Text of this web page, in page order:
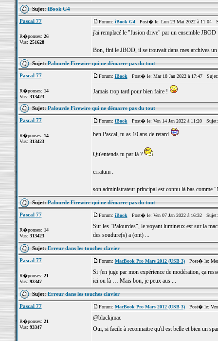
Sujet:iBook G4
Pascal 77
R�ponses: 26
Vus: 251628
Forum: iBook G4Post� le: Lun 23 Mai 2022 à 11:04
j'ai remplacé le "fusion drive" par un ensemble JBOD
Bon, fini le JBOD, il se trouvait dans mes archives
Sujet:Palourde Firewire qui ne démarre pas du tout
Pascal 77
R�ponses: 14
Vus: 313423
Forum: iBook Post� le: Mar 18 Jan 2022 à 17:47
Jamais trop tard pour bien faire !
Sujet:Palourde Firewire qui ne démarre pas du tout
Pascal 77
R�ponses: 14
Vus: 313423
Forum: iBook Post� le: Ven 14 Jan 2022 à 11:20
ben Pascal, tu as 10 ans de retard
Qu'entends tu par là ?
erratum :
son administrateur principal est connu là bas
Sujet:Palourde Firewire qui ne démarre pas du tout
Pascal 77
R�ponses: 14
Vus: 313423
Forum: iBook Post� le: Ven 07 Jan 2022 à 16:32
Sur les "Palourdes", le voyant lumineux est sur la
des soudure(s) a (ont) ...
Sujet:Erreur dans les touches clavier
Pascal 77
R�ponses: 21
Vus: 93347
Forum: MacBook Pro Mars 2012 (USB 3)Post� le: Mer
Si j'en juge par mon expérience de modération, ça
ici ou là … Mais bon, je peux aus ...
Sujet:Erreur dans les touches clavier
Pascal 77
R�ponses: 21
Vus: 93347
Forum: MacBook Pro Mars 2012 (USB 3)Post� le: Ven
@blackjmac
Oui, si facile à reconnaitre qu'il est belle et bien un